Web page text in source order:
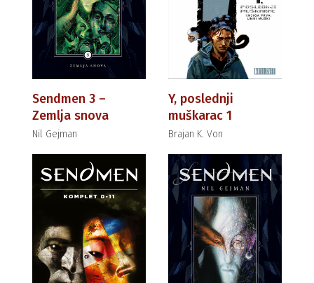
Sendmen 3 –
Zemlja snova
Nil Gejman
Y, poslednji
muškarac 1
Brajan K. Von